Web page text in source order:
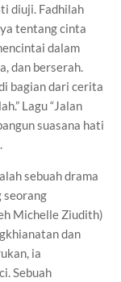
diuji. Fadhilah
tentang cinta
dalam
dan berserah.
bagian dari cerita
Lagu “Jalan
suasana hati
sebuah drama
seorang
Michelle Ziudith)
dan
ia
Sebuah